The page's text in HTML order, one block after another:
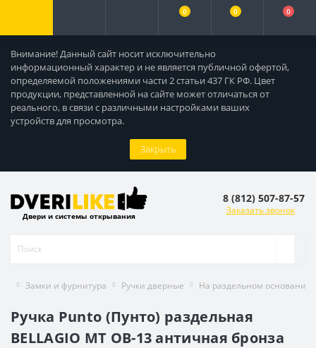
Внимание! Данный сайт носит исключительно
информационный характер и не является публичной офертой,
определяемой положениями части 2 статьи 437 ГК РФ. Цвет
продукции, представленной на сайте может отличаться от
реального, в связи с различными настройками ваших
устройств для просмотра.
Закрыть
0 0 0
Двери и системы открывания
8 (812) 507-87-57
Заказать звонок
Замки и фурнитура Ручки дверные На раздельном основании
Ручка Punto (Пунто) раздельная
BELLAGIO MT OB-13 античная бронза